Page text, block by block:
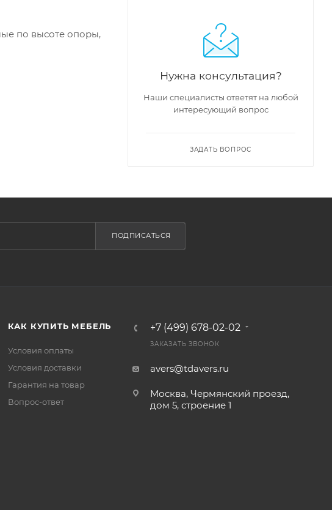
по высоте опоры,
Нужна консультация?
Наши специалисты ответят на любой
интересующий вопрос
ЗАДАТЬ ВОПРОС
ПОДПИСАТЬСЯ
КАК КУПИТЬ МЕБЕЛЬ
Условия оплаты
Условия доставки
Гарантия на товар
Вопрос-ответ
+7 (499) 678-02-02
ЗАКАЗАТЬ ЗВОНОК
avers@tdavers.ru
Москва, Чермянский проезд,
дом 5, строение 1